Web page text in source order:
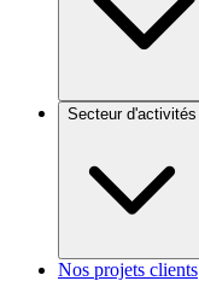
Secteur d'activités
Nos projets clients